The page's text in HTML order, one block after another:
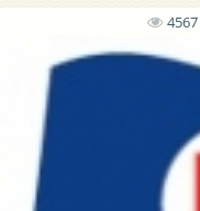
4567